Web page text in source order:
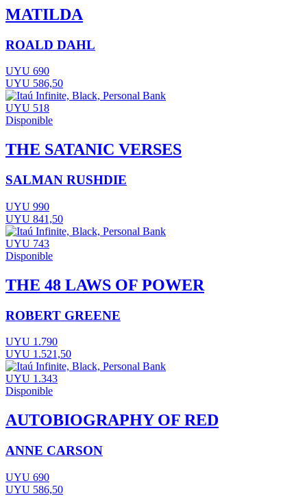
MATILDA
ROALD DAHL
UYU 690
UYU 586,50
UYU 518
Disponible
THE SATANIC VERSES
SALMAN RUSHDIE
UYU 990
UYU 841,50
UYU 743
Disponible
THE 48 LAWS OF POWER
ROBERT GREENE
UYU 1.790
UYU 1.521,50
UYU 1.343
Disponible
AUTOBIOGRAPHY OF RED
ANNE CARSON
UYU 690
UYU 586,50